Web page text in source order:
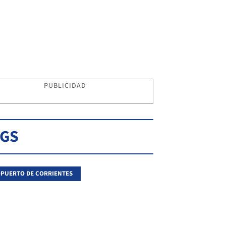
PUBLICIDAD
DE CORRIENTES